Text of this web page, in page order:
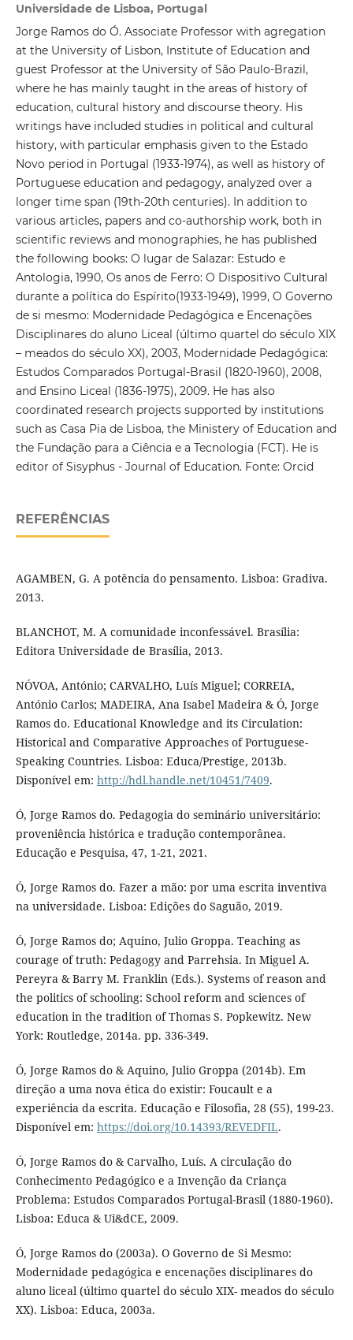
Universidade de Lisboa, Portugal
Jorge Ramos do Ó. Associate Professor with agregation
at the University of Lisbon, Institute of Education and
guest Professor at the University of São Paulo-Brazil,
where he has mainly taught in the areas of history of
education, cultural history and discourse theory. His
writings have included studies in political and cultural
history, with particular emphasis given to the Estado
Novo period in Portugal (1933-1974), as well as history of
Portuguese education and pedagogy, analyzed over a
longer time span (19th-20th centuries). In addition to
various articles, papers and co-authorship work, both in
scientific reviews and monographies, he has published
the following books: O lugar de Salazar: Estudo e
Antologia, 1990, Os anos de Ferro: O Dispositivo Cultural
durante a política do Espírito(1933-1949), 1999, O Governo
de si mesmo: Modernidade Pedagógica e Encenações
Disciplinares do aluno Liceal (último quartel do século XIX
– meados do século XX), 2003, Modernidade Pedagógica:
Estudos Comparados Portugal-Brasil (1820-1960), 2008,
and Ensino Liceal (1836-1975), 2009. He has also
coordinated research projects supported by institutions
such as Casa Pia de Lisboa, the Ministery of Education and
the Fundação para a Ciência e a Tecnologia (FCT). He is
editor of Sisyphus - Journal of Education. Fonte: Orcid
REFERÊNCIAS
AGAMBEN, G. A potência do pensamento. Lisboa: Gradiva.
2013.
BLANCHOT, M. A comunidade inconfessável. Brasília:
Editora Universidade de Brasília, 2013.
NÓVOA, António; CARVALHO, Luís Miguel; CORREIA,
António Carlos; MADEIRA, Ana Isabel Madeira & Ó, Jorge
Ramos do. Educational Knowledge and its Circulation:
Historical and Comparative Approaches of Portuguese-
Speaking Countries. Lisboa: Educa/Prestige, 2013b.
Disponível em: http://hdl.handle.net/10451/7409.
Ó, Jorge Ramos do. Pedagogia do seminário universitário:
proveniência histórica e tradução contemporânea.
Educação e Pesquisa, 47, 1-21, 2021.
Ó, Jorge Ramos do. Fazer a mão: por uma escrita inventiva
na universidade. Lisboa: Edições do Saguão, 2019.
Ó, Jorge Ramos do; Aquino, Julio Groppa. Teaching as
courage of truth: Pedagogy and Parrehsia. In Miguel A.
Pereyra & Barry M. Franklin (Eds.). Systems of reason and
the politics of schooling: School reform and sciences of
education in the tradition of Thomas S. Popkewitz. New
York: Routledge, 2014a. pp. 336-349.
Ó, Jorge Ramos do & Aquino, Julio Groppa (2014b). Em
direção a uma nova ética do existir: Foucault e a
experiência da escrita. Educação e Filosofia, 28 (55), 199-23.
Disponível em: https://doi.org/10.14393/REVEDFIL.
Ó, Jorge Ramos do & Carvalho, Luís. A circulação do
Conhecimento Pedagógico e a Invenção da Criança
Problema: Estudos Comparados Portugal-Brasil (1880-1960).
Lisboa: Educa & Ui&dCE, 2009.
Ó, Jorge Ramos do (2003a). O Governo de Si Mesmo:
Modernidade pedagógica e encenações disciplinares do
aluno liceal (último quartel do século XIX- meados do século
XX). Lisboa: Educa, 2003a.